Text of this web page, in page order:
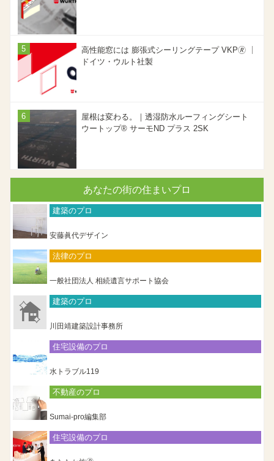
高性能窓には 膨張式シーリングテープ VKP🄬 ｜
ドイツ・ウルト社製
屋根は変わる。｜透湿防水ルーフィングシート
ウートップ® サーモND プラス 2SK
あなたの街の住まいプロ
建築のプロ
安藤眞代デザイン
法律のプロ
一般社団法人 相続遺言サポート協会
建築のプロ
川田靖建築設計事務所
住宅設備のプロ
水トラブル119
不動産のプロ
Sumai-pro編集部
住宅設備のプロ